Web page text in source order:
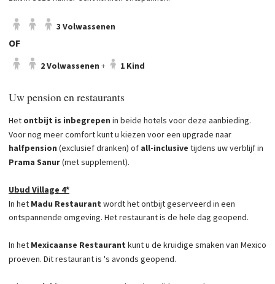
3 Volwassenen
OF
2 Volwassenen + 1 Kind
Uw pension en restaurants
Het ontbijt is inbegrepen in beide hotels voor deze aanbieding.
Voor nog meer comfort kunt u kiezen voor een upgrade naar
halfpension (exclusief dranken) of all-inclusive tijdens uw verblijf in
Prama Sanur(met supplement).
Ubud Village 4*
In het Madu Restaurant wordt het ontbijt geserveerd in een
ontspannende omgeving. Het restaurant is de hele dag geopend.
In het Mexicaanse Restaurant kunt u de kruidige smaken van Mexico
proeven. Dit restaurant is 's avonds geopend.